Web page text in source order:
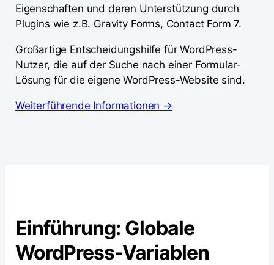
Eigenschaften und deren Unterstützung durch
Plugins wie z.B. Gravity Forms, Contact Form 7.
Großartige Entscheidungshilfe für WordPress-
Nutzer, die auf der Suche nach einer Formular-
Lösung für die eigene WordPress-Website sind.
Weiterführende Informationen →
Einführung: Globale
WordPress-Variablen